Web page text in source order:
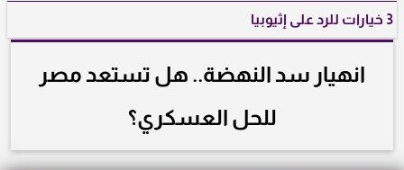
3 خيارات للرد على إثيوبيا
انهيار سد النهضة.. هل تستعد مصر
للحل العسكري؟